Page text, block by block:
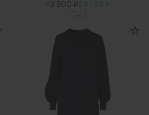
49 500 ₽24 750 ₽
-50%